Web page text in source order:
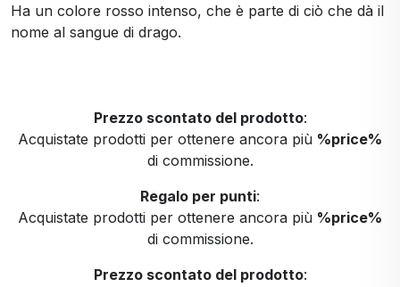
Ha un colore rosso intenso, che è parte di ciò che dà il
nome al sangue di drago.
Prezzo scontato del prodotto:
Acquistate prodotti per ottenere ancora più %price%
di commissione.
Regalo per punti:
Acquistate prodotti per ottenere ancora più %price%
di commissione.
Prezzo scontato del prodotto: